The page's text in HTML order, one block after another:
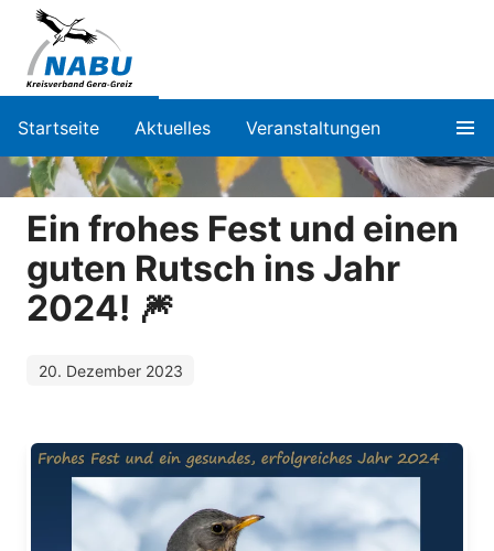
Startseite Aktuelles Veranstaltungen
Ein frohes Fest und einen
guten Rutsch ins Jahr
2024! 🎆
20. Dezember 2023